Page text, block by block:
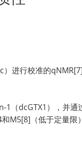
进行校准的
（dcGTX1），并通
M5[8]（低于定量限